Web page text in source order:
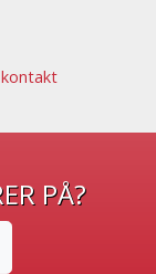
PÅ?